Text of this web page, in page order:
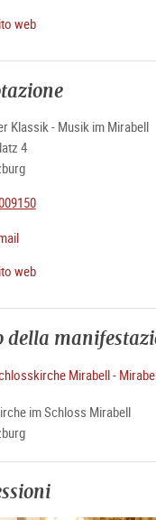
web
Klassik - Musik im Mirabell
4
web
della
Mirabell -
im Schloss Mirabell